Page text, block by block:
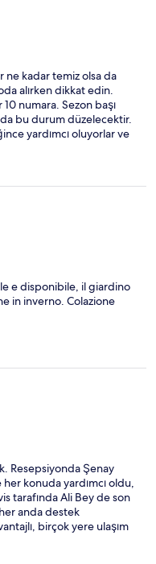
ne kadar temiz olsa da
alırken dikkat edin.
numara. Sezon başı
bu durum düzelecektir.
yardımcı oluyorlar ve
e disponibile, il giardino
in inverno. Colazione
Resepsiyonda Şenay
her konuda yardımcı oldu,
tarafında Ali Bey de son
anda destek
birçok yere ulaşım
olması büyük bir
keyifliydi. Genel olarak